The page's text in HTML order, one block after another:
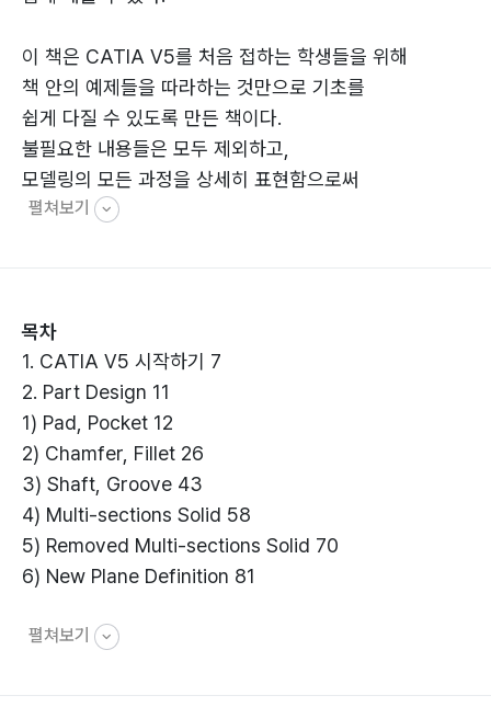
이 책은 CATIA V5를 처음 접하는 학생들을 위해
책 안의 예제들을 따라하는 것만으로 기초를
쉽게 다질 수 있도록 만든 책이다.
불필요한 내용들은 모두 제외하고,
모델링의 모든 과정을 상세히 표현함으로써
오로지 CATIA V5를 빠르게 익히는 데 초점을 맞추었다.
펼쳐보기
목차
1. CATIA V5 시작하기 7
2. Part Design 11
1) Pad, Pocket 12
2) Chamfer, Fillet 26
3) Shaft, Groove 43
4) Multi-sections Solid 58
5) Removed Multi-sections Solid 70
6) New Plane Definition 81
3. Generative Shape Design 103
펼쳐보기